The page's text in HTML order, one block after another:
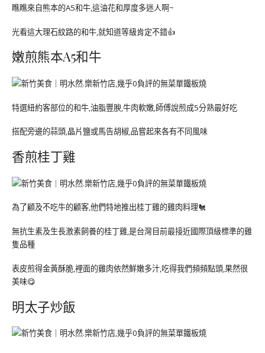
瞧瞧來自熊本的A5和牛,這油花和厚度多迷人啊~
光看這大理石紋路的和牛,就知道等級肯定不錯👍
嫩煎熊本A5和牛
特選紐約客部位的和牛,油脂豐腴,牛肉軟嫩,師傅說煎成5分熟最好吃
搭配旁邊的蒜頭,晶片鹽或馬告胡椒,品嘗起來各有不同風味
香煎桂丁雞
為了顧及不吃牛的顧客,他們特地推出桂丁雞的雞肉料理🐔
無抗生素及生長激素飼養的桂丁雞,是台灣目前最接近國際頂級標準的雞
隻品種
表皮煎得金黃酥脆,裡面的雞肉依然鮮嫩多汁,吃得我們頻頻點頭,果然很
美味😋
明太子炒飯